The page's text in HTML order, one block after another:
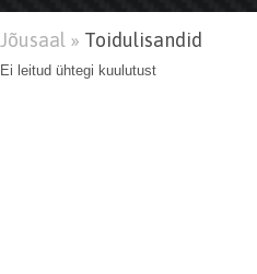
Jõusaal » Toidulisandid
Ei leitud ühtegi kuulutust